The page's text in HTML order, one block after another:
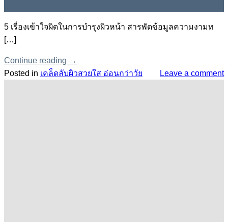
5 เรื่องเข้าใจผิดในการบำรุงผิวหน้า สารพัดข้อมูลความงามท
[…]
Continue reading →
Posted in เคล็ดลับผิวสวยใส อ่อนกว่าวัย Leave a comment